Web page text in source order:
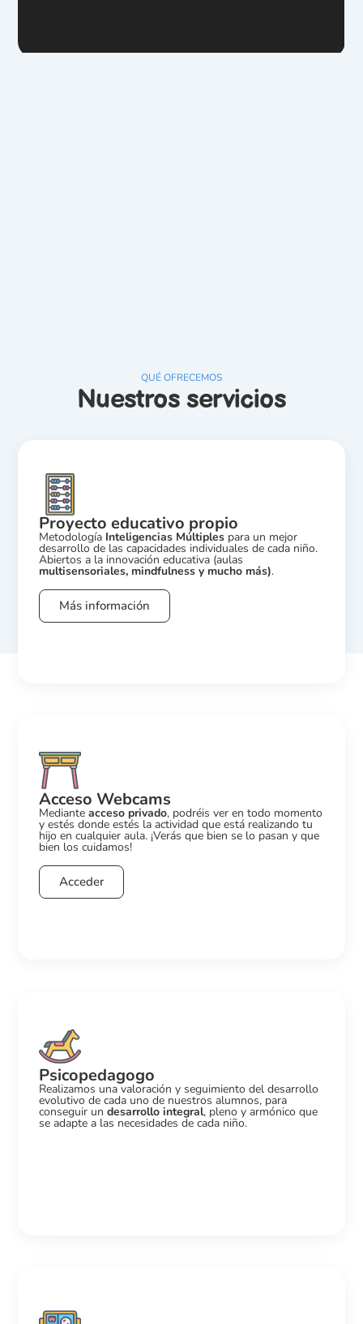
QUÉ OFRECEMOS
Nuestros servicios
Proyecto educativo propio
Metodología Inteligencias Múltiples para un mejor
desarrollo de las capacidades individuales de cada niño.
Abiertos a la innovación educativa (aulas
multisensoriales, mindfulness y mucho más).
Más información
Acceso Webcams
Medianteacceso privado, podréis ver en todo momento
y estés donde estés la actividad que está realizando tu
hijo en cualquier aula. ¡Verás que bien se lo pasan y que
bien los cuidamos!
Acceder
Psicopedagogo
Realizamos una valoración y seguimiento del desarrollo
evolutivo de cada uno de nuestros alumnos, para
conseguir undesarrollo integral, pleno y armónico que
se adapte a las necesidades de cada niño.